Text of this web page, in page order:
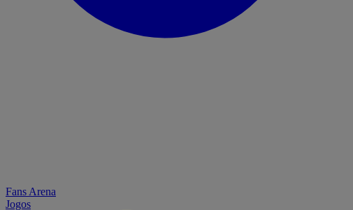
Fans Arena
Jogos